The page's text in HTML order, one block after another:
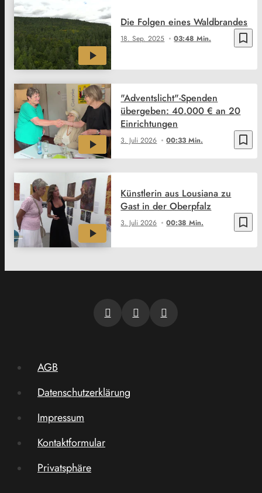
bookmark_border
18. Sep. 2025 03:48 Min.
Die Folgen eines Waldbrandes
bookmark_border
3. Juli 2026 00:33 Min.
"Adventslicht"-Spenden
übergeben: 40.000 € an 20
Einrichtungen
bookmark_border
3. Juli 2026 00:38 Min.
Künstlerin aus Lousiana zu
Gast in der Oberpfalz
AGB
Datenschutzerklärung
Impressum
Kontaktformular
Privatsphäre